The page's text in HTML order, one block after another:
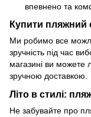
впевнено та
Купити пляжний
Ми робимо все
зручність під час
магазині ви можете
зручною доставкою.
Літо в стилі:
Не забувайте про